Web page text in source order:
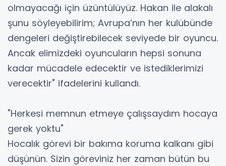
olmayacağı için üzüntülüyüz. Hakan ile alakalı
şunu söyleyebilirim; Avrupa’nın her kulübünde
dengeleri değiştirebilecek seviyede bir oyuncu.
Ancak elimizdeki oyuncuların hepsi sonuna
kadar mücadele edecektir ve istediklerimizi
verecektir" ifadelerini kullandı.
"Herkesi memnun etmeye çalışsaydım hocaya
gerek yoktu"
Hocalık görevi bir bakıma koruma kalkanı gibi
düşünün. Sizin göreviniz her zaman bütün bu